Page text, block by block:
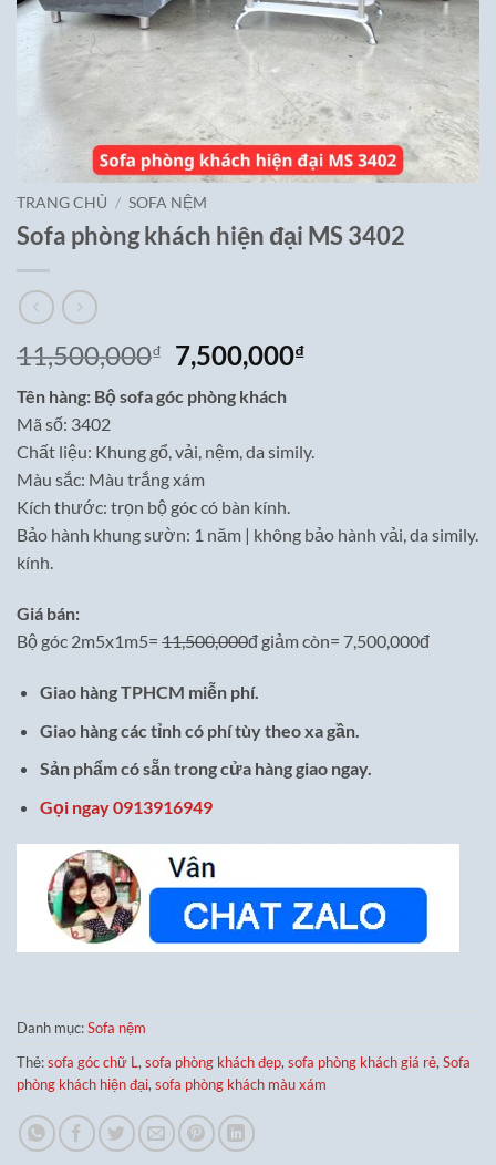
TRANG CHỦ / SOFA NỆM
Sofa phòng khách hiện đại MS 3402
11,500,000₫
Giá
gốc
là:
7,500,000₫Giá
7,500,000₫.
Tên hàng: Bộ sofa góc phòng khách
Mã số: 3402
Chất liệu: Khung gổ, vải, nệm, da simily.
Màu sắc: Màu trắng xám
Kích thước: trọn bộ góc có bàn kính.
Bảo hành khung sườn: 1 năm | không bảo hành vải, da simily.
kính.
Giá bán:
Bộ góc 2m5x1m5= 11,500,000đ giảm còn= 7,500,000đ
Giao hàng TPHCM miễn phí.
Giao hàng các tỉnh có phí tùy theo xa gần.
Sản phẩm có sẵn trong cửa hàng giao ngay.
Gọi ngay 0913916949
Danh mục:Sofa nệm
Thẻ:sofa góc chữ L, sofa phòng khách đẹp, sofa phòng khách giá rẻ, Sofa
phòng khách hiện đại, sofa phòng khách màu xám